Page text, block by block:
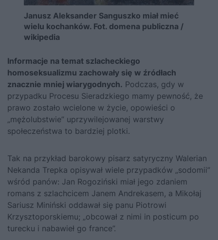
Janusz Aleksander Sanguszko miał mieć
wielu kochanków. Fot. domena publiczna /
wikipedia
Informacje na temat szlacheckiego
homoseksualizmu zachowały się w źródłach
znacznie mniej wiarygodnych. Podczas, gdy w
przypadku Procesu Sieradzkiego mamy pewność, że
prawo zostało wcielone w życie, opowieści o
„mężolubstwie” uprzywilejowanej warstwy
społeczeństwa to bardziej plotki.
Tak na przykład barokowy pisarz satyryczny Walerian
Nekanda Trepka opisywał wiele przypadków „sodomii”
wśród panów: Jan Rogoziński miał jego zdaniem
romans z szlachcicem Janem Andrekasem, a Mikołaj
Sariusz Miniński oddawał się panu Piotrowi
Krzysztoporskiemu; „obcował z nimi in posticum po
turecku i nabawieł go france”.